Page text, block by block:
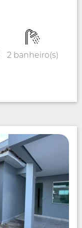
2 banheiro(s)